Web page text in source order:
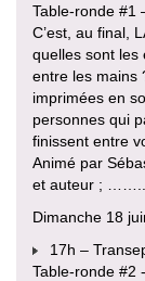
Table-ronde #1
C’est, au final,
quelles sont les
entre les mains
imprimées en
personnes qui
finissent entre
Animé par
et auteur ; ……..
Dimanche 18
17h –
Table-ronde #2